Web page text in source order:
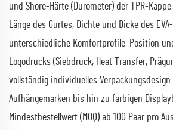
und Shore-Härte (Durometer) der TPR-
Länge des Gurtes, Dichte und Dicke des
unterschiedliche Komfortprofile, Position
Logodrucks (Siebdruck, Heat Transfer,
vollständig individuelles
Aufhängemarken bis hin zu farbigen
Mindestbestellwert (MOQ) ab 100 Paar pro